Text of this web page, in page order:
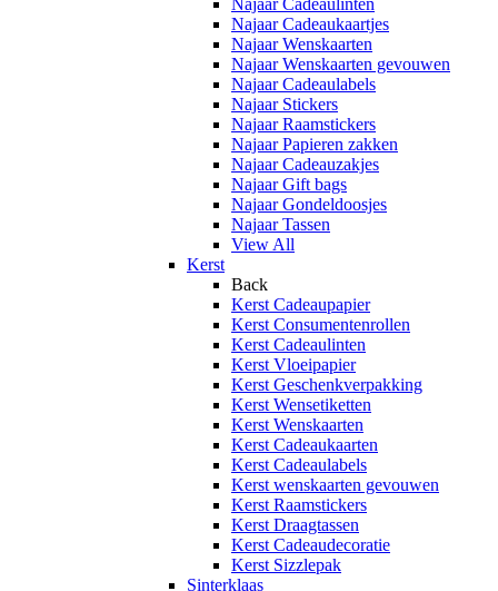
Najaar Cadeaulinten
Najaar Cadeaukaartjes
Najaar Wenskaarten
Najaar Wenskaarten gevouwen
Najaar Cadeaulabels
Najaar Stickers
Najaar Raamstickers
Najaar Papieren zakken
Najaar Cadeauzakjes
Najaar Gift bags
Najaar Gondeldoosjes
Najaar Tassen
View All
Kerst
Back
Kerst Cadeaupapier
Kerst Consumentenrollen
Kerst Cadeaulinten
Kerst Vloeipapier
Kerst Geschenkverpakking
Kerst Wensetiketten
Kerst Wenskaarten
Kerst Cadeaukaarten
Kerst Cadeaulabels
Kerst wenskaarten gevouwen
Kerst Raamstickers
Kerst Draagtassen
Kerst Cadeaudecoratie
Kerst Sizzlepak
Sinterklaas